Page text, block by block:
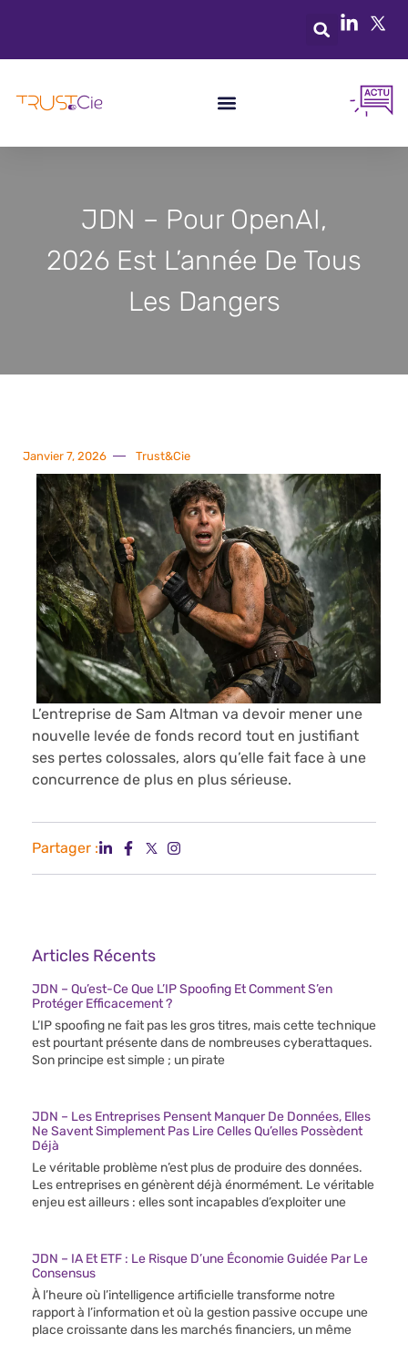
JDN – Pour OpenAI,
2026 Est L’année De Tous
Les Dangers
Janvier 7, 2026 Trust&Cie
L’entreprise de Sam Altman va devoir mener une
nouvelle levée de fonds record tout en justifiant
ses pertes colossales, alors qu’elle fait face à une
concurrence de plus en plus sérieuse.
Partager :
Articles Récents
JDN – Qu’est-Ce Que L’IP Spoofing Et Comment S’en
Protéger Efficacement ?
L’IP spoofing ne fait pas les gros titres, mais cette technique
est pourtant présente dans de nombreuses cyberattaques.
Son principe est simple ; un pirate
JDN – Les Entreprises Pensent Manquer De Données, Elles
Ne Savent Simplement Pas Lire Celles Qu’elles Possèdent
Déjà
Le véritable problème n’est plus de produire des données.
Les entreprises en génèrent déjà énormément. Le véritable
enjeu est ailleurs : elles sont incapables d’exploiter une
JDN – IA Et ETF : Le Risque D’une Économie Guidée Par Le
Consensus
À l’heure où l’intelligence artificielle transforme notre
rapport à l’information et où la gestion passive occupe une
place croissante dans les marchés financiers, un même